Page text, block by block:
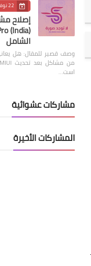
22 نوفمبر 2025
الشامل
است…
مشاركات عشوائية
المشاركات الأخيرة